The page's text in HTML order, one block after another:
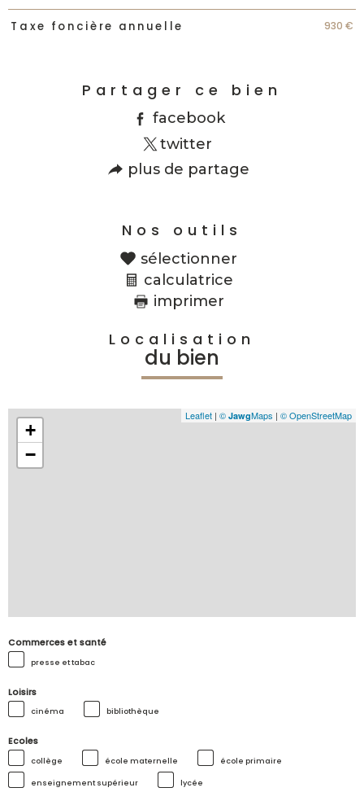
Taxe foncière annuelle 930 €
Partager ce bien
facebook
twitter
plus de partage
Nos outils
sélectionner
calculatrice
imprimer
Localisation
du bien
+
−
Leaflet | © JawgMaps | © OpenStreetMap
Commerces et santé
presse et tabac
Loisirs
cinéma bibliothèque
Ecoles
collège école maternelle école primaire
enseignement supérieur lycée